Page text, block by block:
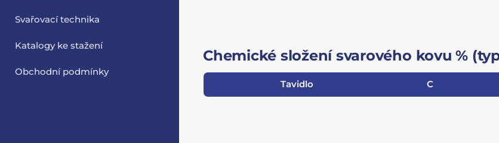
Svařovací technika
Katalogy ke stažení
Obchodní podmínky
Chemické složení svarového kovu %
Tavidlo C